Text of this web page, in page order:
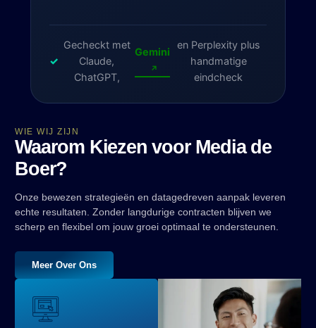
✓
Gecheckt met
Claude,
ChatGPT,
Gemini
en Perplexity plus
handmatige
eindcheck
WIE WIJ ZIJN
Waarom Kiezen voor Media de
Boer?
Onze bewezen strategieën en datagedreven aanpak leveren
echte resultaten. Zonder langdurige contracten blijven we
scherp en flexibel om jouw groei optimaal te ondersteunen.
Meer Over Ons